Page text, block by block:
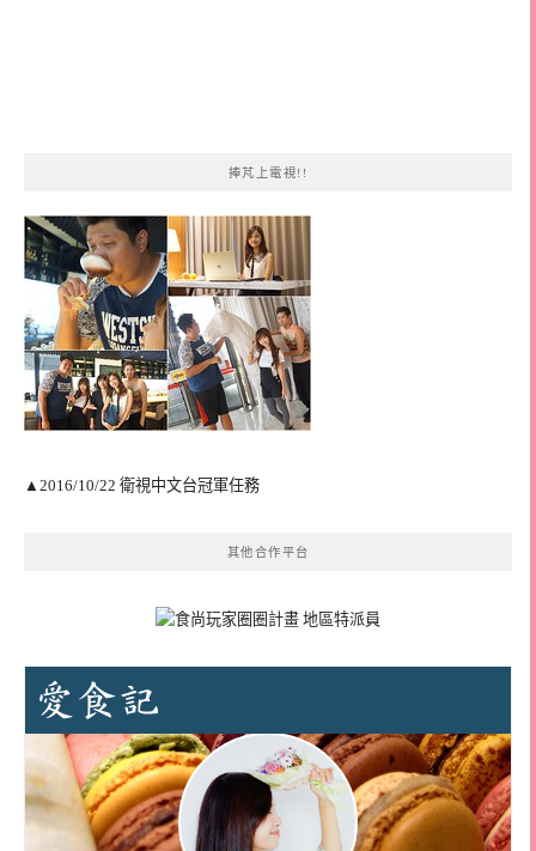
捧芃上電視!!
▲2016/10/22 衛視中文台冠軍任務
其他合作平台